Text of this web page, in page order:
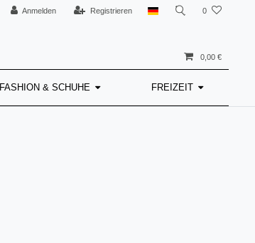
Anmelden Registrieren 0
0,00 €
FASHION & SCHUHE FREIZEIT